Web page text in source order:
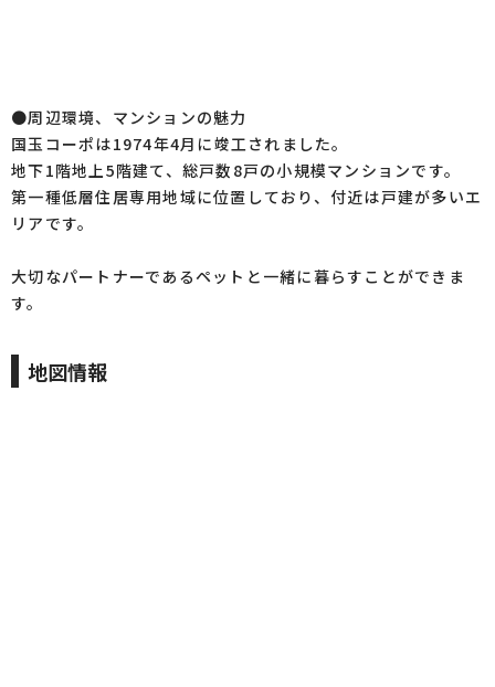
●周辺環境、マンションの魅力
国玉コーポは1974年4月に竣工されました。
地下1階地上5階建て、総戸数8戸の小規模マンションです。
第一種低層住居専用地域に位置しており、付近は戸建が多いエ
リアです。
大切なパートナーであるペットと一緒に暮らすことができま
す。
地図情報